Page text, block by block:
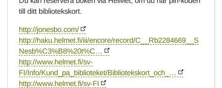
till ditt bibliotekskort.
http://jonesbo.com/
http://haku.helmet.fi/iii/encore/record/C__Rb2284669__S
Nesb%C3%B8%20t%C…
http://www.helmet.fi/sv-
FI/Info/Kund_pa_biblioteket/Bibliotekskort_och_…
http://www.helmet.fi/sv-FI